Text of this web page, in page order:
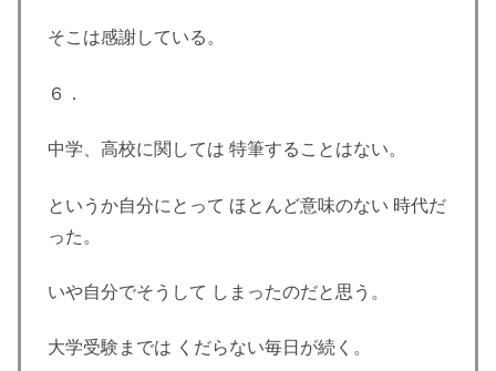
そこは感謝している。
６．
中学、高校に関しては 特筆することはない。
というか自分にとって ほとんど意味のない 時代だ
った。
いや自分でそうして しまったのだと思う。
大学受験までは くだらない毎日が続く。